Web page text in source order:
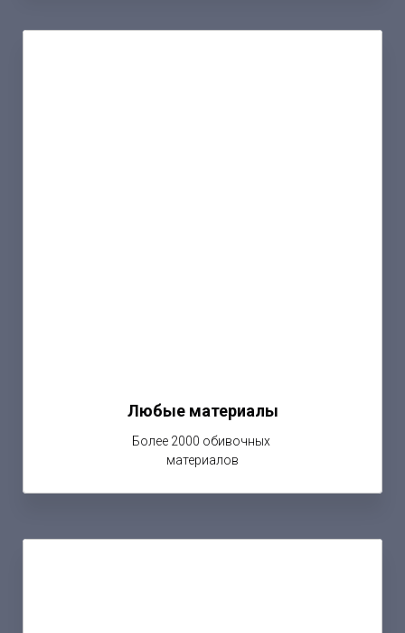
Любые материалы
Более 2000 обивочных
материалов